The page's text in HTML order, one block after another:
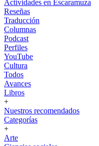
Actividades en Escaramuza
Reseñas
Traducción
Columnas
Podcast
Perfiles
YouTube
Cultura
Todos
Avances
Libros
+
Nuestros recomendados
Categorías
+
Arte